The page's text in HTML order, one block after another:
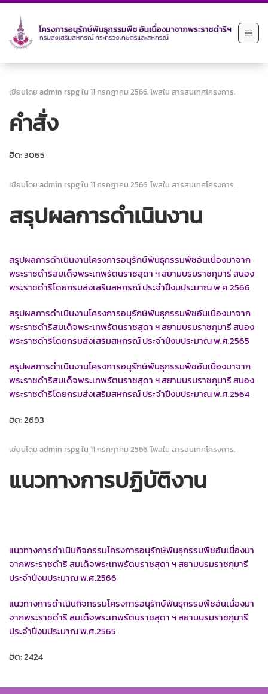
เขียนโดย admin rspg ใน 11 กรกฎาคม 2566. โพสใน สารสนเทศโครงการ.
คำสั่ง
ฮิต: 3065
เขียนโดย admin rspg ใน 11 กรกฎาคม 2566. โพสใน สารสนเทศโครงการ.
สรุปผลการดำเนินงาน
สรุปผลการดำเนินงานโครงการอนุรักษ์พันธุกรรมพืชอันเนื่องมาจาก
พระราชดำริสมเด็จพระเทพรัตนราชสุดา ฯ สยามบรมราชกุมารี สนอง
พระราชดำริโดยกรมส่งเสริมสหกรณ์ ประจำปีงบประมาณ พ.ศ.2566
สรุปผลการดำเนินงานโครงการอนุรักษ์พันธุกรรมพืชอันเนื่องมาจาก
พระราชดำริสมเด็จพระเทพรัตนราชสุดา ฯ สยามบรมราชกุมารี สนอง
พระราชดำริโดยกรมส่งเสริมสหกรณ์ ประจำปีงบประมาณ พ.ศ.2565
สรุปผลการดำเนินงานโครงการอนุรักษ์พันธุกรรมพืชอันเนื่องมาจาก
พระราชดำริสมเด็จพระเทพรัตนราชสุดา ฯ สยามบรมราชกุมารี สนอง
พระราชดำริโดยกรมส่งเสริมสหกรณ์ ประจำปีงบประมาณ พ.ศ.2564
ฮิต: 2693
เขียนโดย admin rspg ใน 11 กรกฎาคม 2566. โพสใน สารสนเทศโครงการ.
แนวทางการปฏิบัติงาน
แนวทางการดำเนินกิจกรรมโครงการอนุรักษ์พันธุกรรมพืชอันเนื่องมา
จากพระราชดำริ สมเด็จพระเทพรัตนราชสุดา ฯ สยามบรมราชกุมารี
ประจำปีงบประมาณ พ.ศ.2566
แนวทางการดำเนินกิจกรรมโครงการอนุรักษ์พันธุกรรมพืชอันเนื่องมา
จากพระราชดำริ สมเด็จพระเทพรัตนราชสุดา ฯ สยามบรมราชกุมารี
ประจำปีงบประมาณ พ.ศ.2565
ฮิต: 2424